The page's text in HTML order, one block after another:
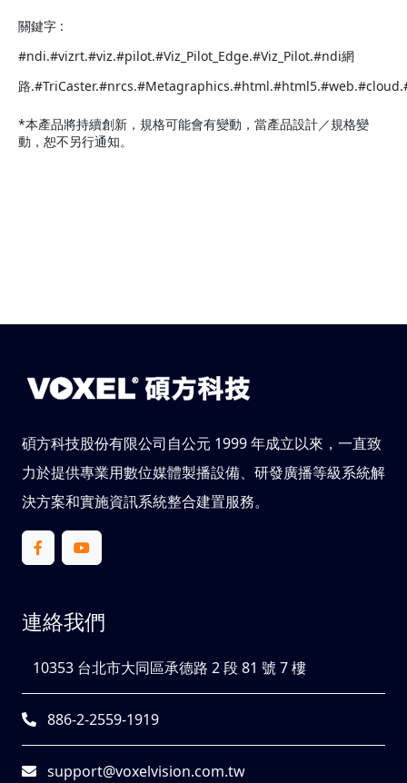
關鍵字 :
#ndi.#vizrt.#viz.#pilot.#Viz_Pilot_Edge.#Viz_Pilot.#ndi網
路
*本產品將持續創新，規格可能會有變動，當產品設計／規格變
動，恕不另行通知。
碩方科技股份有限公司自公元 1999 年成立以來，一直致
力於提供專業用數位媒體製播設備、研發廣播等級系統解
決方案和實施資訊系統整合建置服務。
連絡我們
10353 台北市大同區承德路 2 段 81 號 7 樓
886-2-2559-1919
support@voxelvision.com.tw